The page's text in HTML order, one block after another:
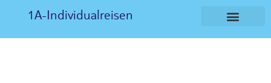
1A-Individualreisen